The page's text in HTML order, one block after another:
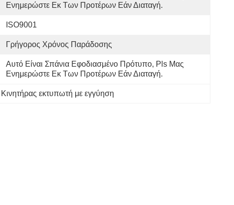
Ενημερώστε Εκ Των Προτέρων Εάν Διαταγή.
ISO9001
Γρήγορος Χρόνος Παράδοσης
Αυτό Είναι Σπάνια Εφοδιασμένο Πρότυπο, Pls Μας
Ενημερώστε Εκ Των Προτέρων Εάν Διαταγή.
Κινητήρας εκτυπωτή με εγγύηση